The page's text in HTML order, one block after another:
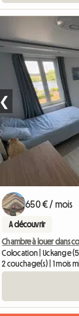
❮
650 € / mois
A découvrir
Chambre à louer dans
Colocation | Uckange
2 couchage(s) | 1 mois